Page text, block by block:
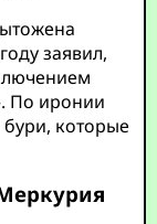
заявил,
По иронии
которые